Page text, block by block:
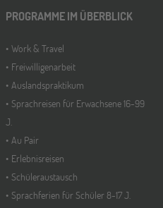
PROGRAMME IM ÜBERBLICK
Work & Travel
Freiwilligenarbeit
Auslandspraktikum
Sprachreisen für Erwachsene 16-99
J.
Au Pair
Erlebnisreisen
Schüleraustausch
Sprachferien für Schüler 8-17 J.